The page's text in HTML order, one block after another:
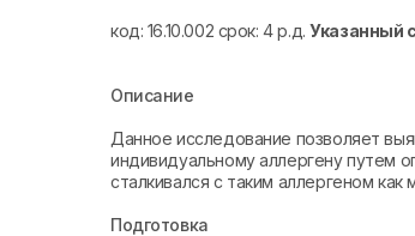
код: 16.10.002 срок: 4 р.д.Указанный
Описание
Данное исследование позволяет
индивидуальному аллергену путем
сталкивался с таким аллергеном как
Подготовка